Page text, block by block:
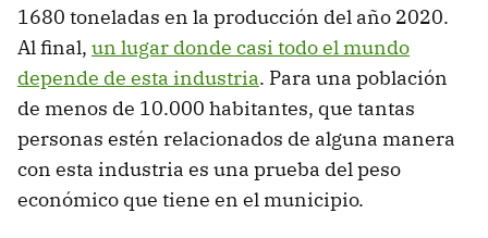
1680 toneladas en la producción del año 2020.
Al final, un lugar donde casi todo el mundo
depende de esta industria. Para una población
de menos de 10.000 habitantes, que tantas
personas estén relacionados de alguna manera
con esta industria es una prueba del peso
económico que tiene en el municipio.